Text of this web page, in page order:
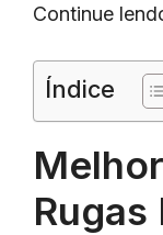
Continue
Índice